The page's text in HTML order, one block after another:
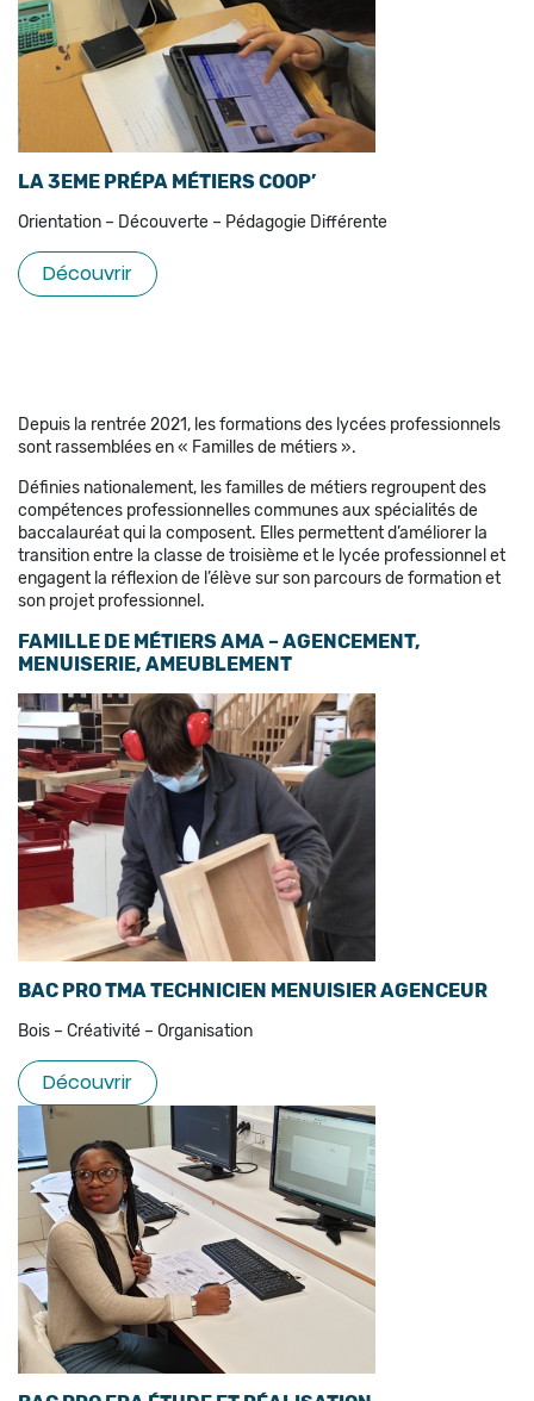
LA 3EME PRÉPA MÉTIERS COOP’
Orientation – Découverte – Pédagogie Différente
Découvrir
Depuis la rentrée 2021, les formations des lycées professionnels
sont rassemblées en « Familles de métiers ».
Définies nationalement, les familles de métiers regroupent des
compétences professionnelles communes aux spécialités de
baccalauréat qui la composent. Elles permettent d’améliorer la
transition entre la classe de troisième et le lycée professionnel et
engagent la réflexion de l’élève sur son parcours de formation et
son projet professionnel.
FAMILLE DE MÉTIERS AMA – AGENCEMENT,
MENUISERIE, AMEUBLEMENT
BAC PRO TMA TECHNICIEN MENUISIER AGENCEUR
Bois – Créativité – Organisation
Découvrir